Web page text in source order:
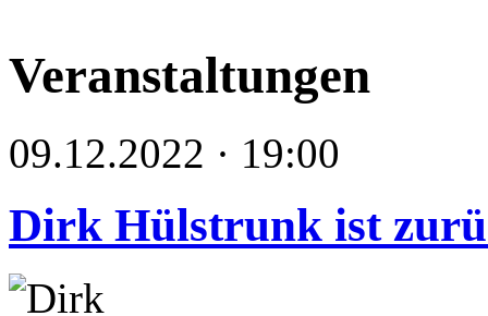
Veranstaltungen
09.12.2022 · 19:00
Dirk Hülstrunk ist